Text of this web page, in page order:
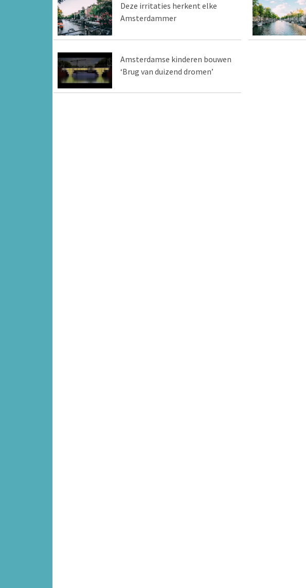
Deze irritaties herkent elke
Amsterdammer
Amsterdamse kinderen bouwen
‘Brug van duizend dromen’